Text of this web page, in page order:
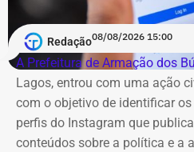
8
Danielle Christian Ribeiro
Barros
9
Fernando Cezar Jorge
Redação08/08/2026 15:00
A Prefeitura de Armação dos
Lagos, entrou com uma ação
com o objetivo de identificar
perfis do Instagram que
conteúdos sobre a política e a